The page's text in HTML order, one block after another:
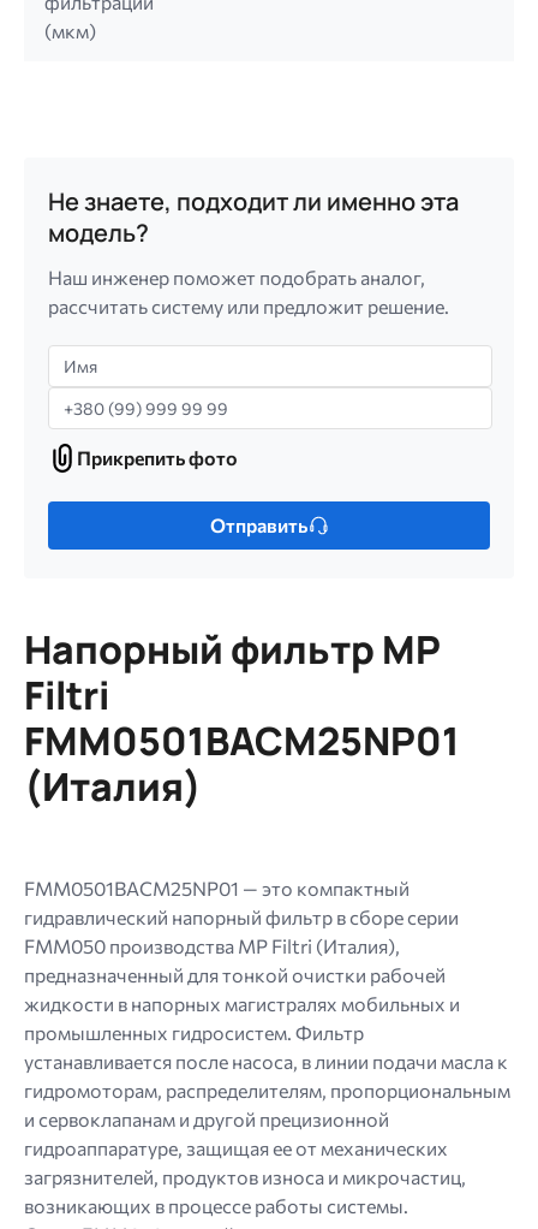
(мкм)
Не знаете, подходит ли именно эта
модель?
Наш инженер поможет подобрать аналог,
рассчитать систему или предложит решение.
Имя
Телефон
Прикрепить
фото
Прикрепить фото
Только
МБ.
Допустимые
типы:
gif
jpg
jpeg
Отправить
Напорный фильтр MP
Filtri
FMM0501BACМ25NP01
(Италия)
FMM0501BACМ25NP01 — это компактный
гидравлический напорный фильтр в сборе серии
FMM050 производства MP Filtri (Италия),
предназначенный для тонкой очистки рабочей
жидкости в напорных магистралях мобильных и
промышленных гидросистем. Фильтр
устанавливается после насоса, в линии подачи масла к
гидромоторам, распределителям, пропорциональным
и сервоклапанам и другой прецизионной
гидроаппаратуре, защищая ее от механических
загрязнителей, продуктов износа и микрочастиц,
возникающих в процессе работы системы.